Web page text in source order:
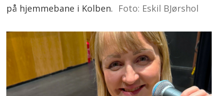
på hjemmebane i Kolben. Foto: Eskil BJørshol